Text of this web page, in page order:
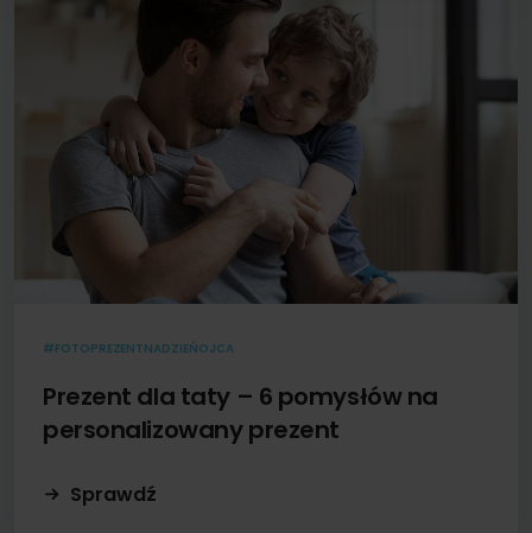
#FOTOPREZENTNADZIEŃOJCA
Prezent dla taty – 6 pomysłów na
personalizowany prezent
Sprawdź